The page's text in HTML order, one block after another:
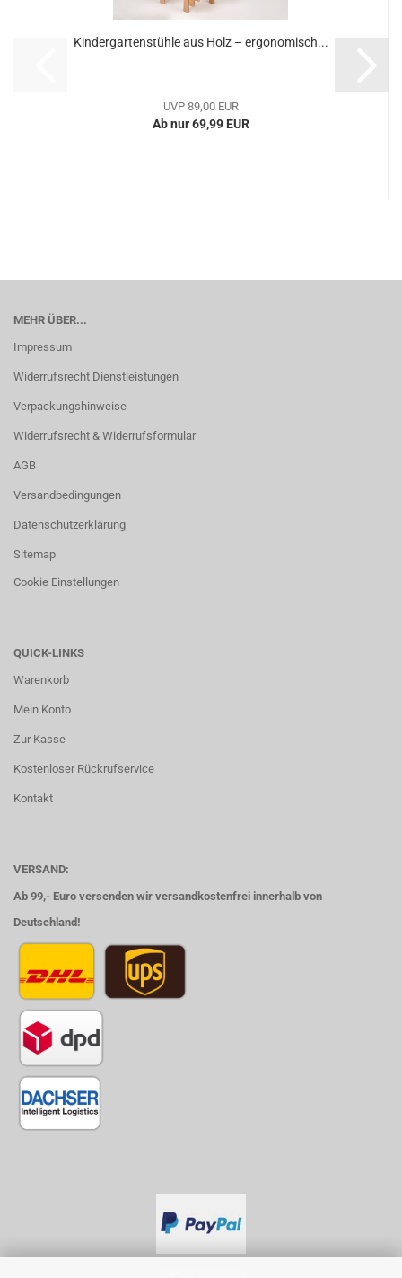
Kindergartenstühle aus Holz – ergonomisch...
UVP 89,00 EUR
Ab nur 69,99 EUR
MEHR ÜBER...
Impressum
Widerrufsrecht Dienstleistungen
Verpackungshinweise
Widerrufsrecht & Widerrufsformular
AGB
Versandbedingungen
Datenschutzerklärung
Sitemap
Cookie Einstellungen
QUICK-LINKS
Warenkorb
Mein Konto
Zur Kasse
Kostenloser Rückrufservice
Kontakt
VERSAND:
Ab 99,- Euro versenden wir versandkostenfrei innerhalb von
Deutschland!